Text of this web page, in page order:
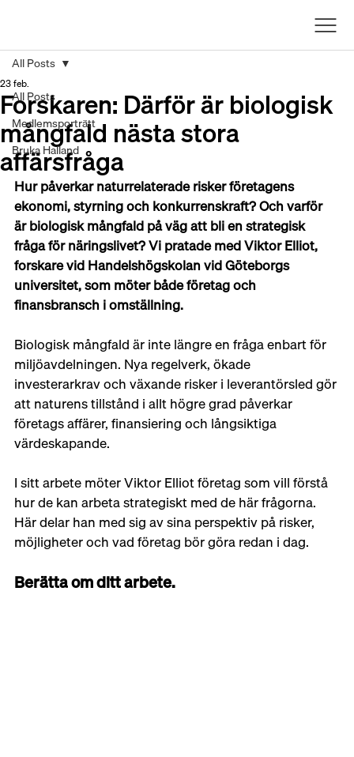
All Posts
Medlemsporträtt
Bruka Halland
All Posts
Forskaren: Därför är biologisk
mångfald nästa stora
affärsfråga
23 feb.
Hur påverkar naturrelaterade risker företagens
ekonomi, styrning och konkurrenskraft? Och varför
är biologisk mångfald på väg att bli en strategisk
fråga för näringslivet? Vi pratade med Viktor Elliot,
forskare vid Handelshögskolan vid Göteborgs
universitet, som möter både företag och
finansbransch i omställning.
Biologisk mångfald är inte längre en fråga enbart för
miljöavdelningen. Nya regelverk, ökade
investerarkrav och växande risker i leverantörsled gör
att naturens tillstånd i allt högre grad påverkar
företags affärer, finansiering och långsiktiga
värdeskapande.
I sitt arbete möter Viktor Elliot företag som vill förstå
hur de kan arbeta strategiskt med de här frågorna.
Här delar han med sig av sina perspektiv på risker,
möjligheter och vad företag bör göra redan i dag.
Berätta om ditt arbete.